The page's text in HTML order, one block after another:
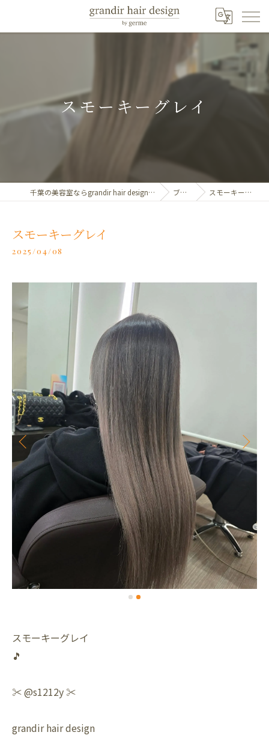
スモーキーグレイ
千葉の美容室ならgrandir hair design by germe ブログ スモーキーグレイ
スモーキーグレイ
2025/04/08
スモーキーグレイ
🎵
✂️ @s1212y ✂️
grandir hair design